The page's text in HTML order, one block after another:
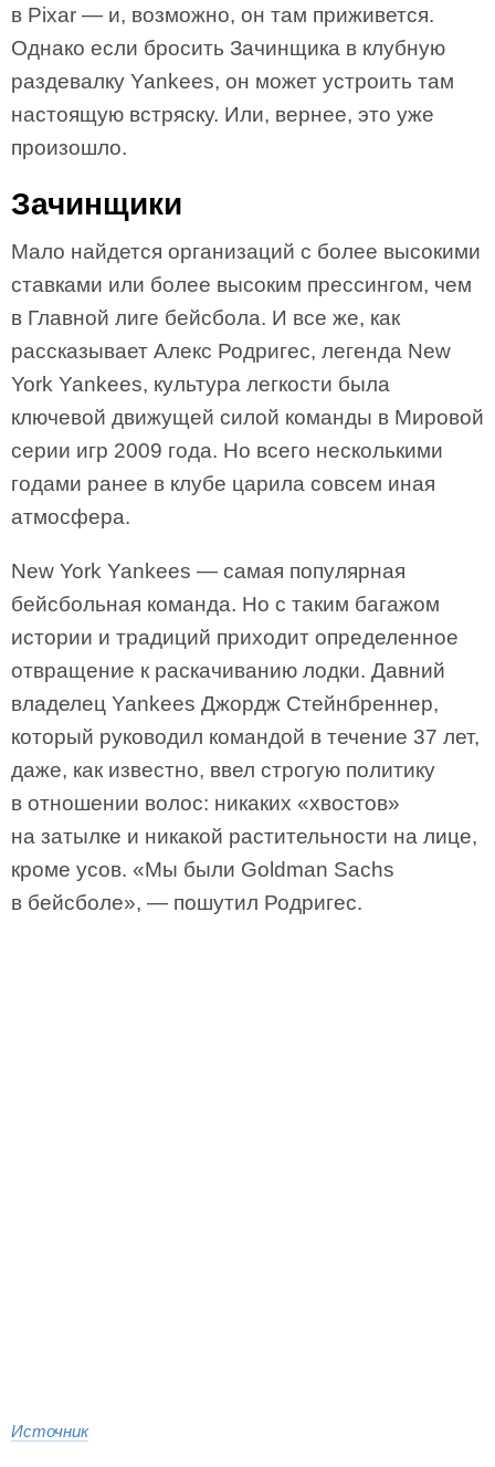
в Pixar — и, возможно, он там приживется.
Однако если бросить Зачинщика в клубную
раздевалку Yankees, он может устроить там
настоящую встряску. Или, вернее, это уже
произошло.
Зачинщики
Мало найдется организаций с более высокими
ставками или более высоким прессингом, чем
в Главной лиге бейсбола. И все же, как
рассказывает Алекс Родригес, легенда New
York Yankees, культура легкости была
ключевой движущей силой команды в Мировой
серии игр 2009 года. Но всего несколькими
годами ранее в клубе царила совсем иная
атмосфера.
New York Yankees — самая популярная
бейсбольная команда. Но с таким багажом
истории и традиций приходит определенное
отвращение к раскачиванию лодки. Давний
владелец Yankees Джордж Стейнбреннер,
который руководил командой в течение 37 лет,
даже, как известно, ввел строгую политику
в отношении волос: никаких «хвостов»
на затылке и никакой растительности на лице,
кроме усов. «Мы были Goldman Sachs
в бейсболе», — пошутил Родригес.
Источник